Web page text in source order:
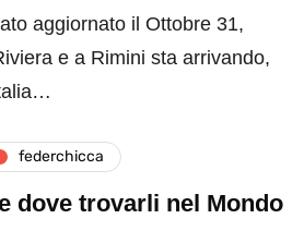
aggiornato il Ottobre 31,
e a Rimini sta arrivando,
federchicca
dove trovarli nel Mondo